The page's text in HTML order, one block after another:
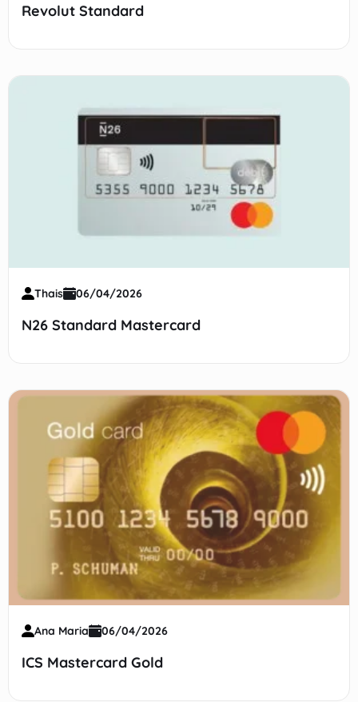
Revolut Standard
Thais 06/04/2026
N26 Standard Mastercard
Ana Maria 06/04/2026
ICS Mastercard Gold